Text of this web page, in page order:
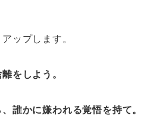
ップします。
をしよう。
誰かに嫌われる覚悟を持て。